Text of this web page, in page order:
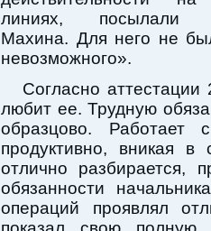
линиях, посылали
Махина. Для него не
невозможного».
Согласно
любит ее. Трудную
образцово. Работает
продуктивно, вникая
отлично разбирается,
обязанности
операций проявлял